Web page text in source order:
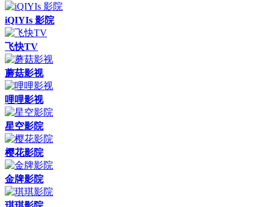
iQIYIs 影院
飞快TV
蘑菇影视
哩哩影视
星空影院
樱花影院
金牌影院